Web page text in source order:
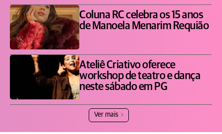
Coluna RC celebra os 15 anos
de Manoela Menarim Requião
Ateliê Criativo oferece
workshop de teatro e dança
neste sábado em PG
Ver mais